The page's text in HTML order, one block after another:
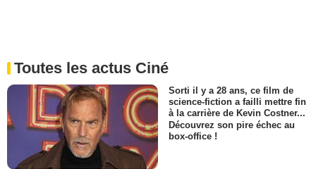
Toutes les actus Ciné
Sorti il y a 28 ans, ce film de
science-fiction a failli mettre fin
à la carrière de Kevin Costner...
Découvrez son pire échec au
box-office !